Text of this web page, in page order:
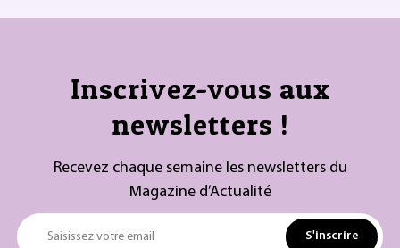
Inscrivez-vous aux
newsletters !
Recevez chaque semaine les newsletters du
Magazine d’Actualité
Saisissez votre email S'inscrire